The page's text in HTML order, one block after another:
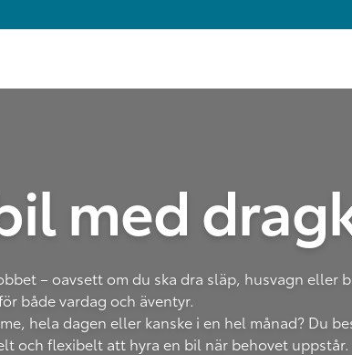
med
– oavsett om du ska dra släp, husvagn eller
både vardag och äventyr.
hela dagen eller kanske i en hel månad? Du
och flexibelt att hyra en bil när behovet uppstår.